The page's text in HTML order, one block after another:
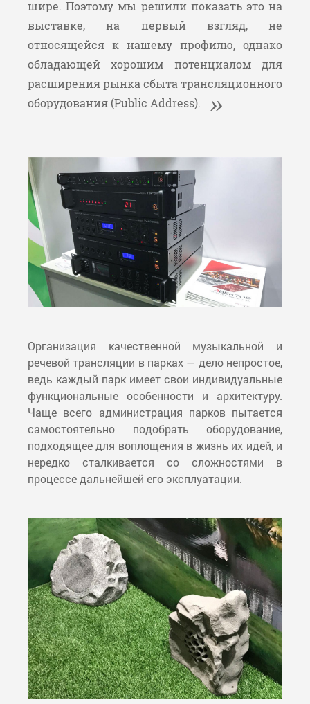
шире. Поэтому мы решили показать это на
выставке, на первый взгляд, не
относящейся к нашему профилю, однако
обладающей хорошим потенциалом для
расширения рынка сбыта трансляционного
оборудования (Public Address).
Организация качественной музыкальной и
речевой трансляции в парках — дело непростое,
ведь каждый парк имеет свои индивидуальные
функциональные особенности и архитектуру.
Чаще всего администрация парков пытается
самостоятельно подобрать оборудование,
подходящее для воплощения в жизнь их идей, и
нередко сталкивается со сложностями в
процессе дальнейшей его эксплуатации.